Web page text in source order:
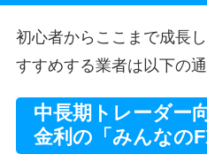
初心者からここまで成長
すすめする業者は以下の通
中長期トレーダー
金利の「みんなの